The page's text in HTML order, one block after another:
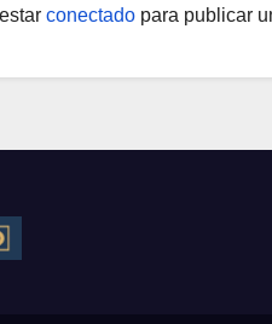
conectado para publicar